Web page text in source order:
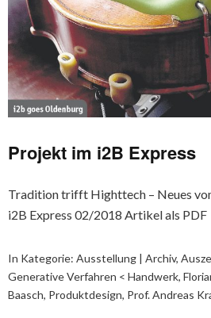
Projekt im i2B Express
Tradition trifft Highttech – Neues
i2B Express 02/2018 Artikel als PDF
In Kategorie: Ausstellung | Archiv,
Generative Verfahren < Handwerk,
Baasch, Produktdesign, Prof. Andreas